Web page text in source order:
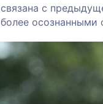
связана с
более осознанными